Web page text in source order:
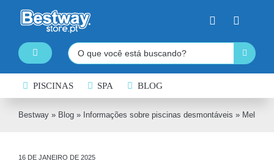
content
Toggle
PISCINAS DESMONTÁVEIS
SPA INSUFLÁVEL
Pesquisar
PISCINAS SPA BLOG
Bestway» Blog» Informações sobre piscinas desmontáveis »
16 DE JANEIRO DE 2025